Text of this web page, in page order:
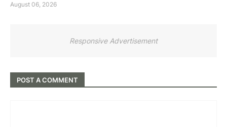
August 06, 2026
Responsive Advertisement
POST A COMMENT